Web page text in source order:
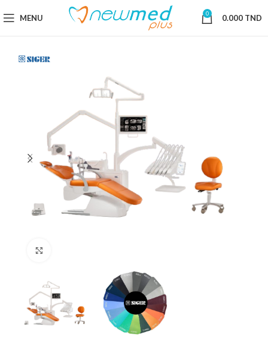
MENU 0 0.000 TND